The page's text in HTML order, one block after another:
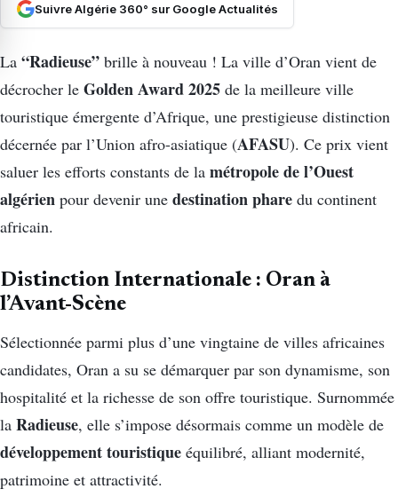
Suivre Algérie 360° sur Google Actualités
La “Radieuse” brille à nouveau ! La ville d’Oran vient de
décrocher le Golden Award 2025 de la meilleure ville
touristique émergente d’Afrique, une prestigieuse distinction
décernée par l’Union afro-asiatique (AFASU). Ce prix vient
saluer les efforts constants de la métropole de l’Ouest
algérien pour devenir une destination phare du continent
africain.
Distinction Internationale : Oran à
l’Avant-Scène
Sélectionnée parmi plus d’une vingtaine de villes africaines
candidates, Oran a su se démarquer par son dynamisme, son
hospitalité et la richesse de son offre touristique. Surnommée
la Radieuse, elle s’impose désormais comme un modèle de
développement touristique équilibré, alliant modernité,
patrimoine et attractivité.